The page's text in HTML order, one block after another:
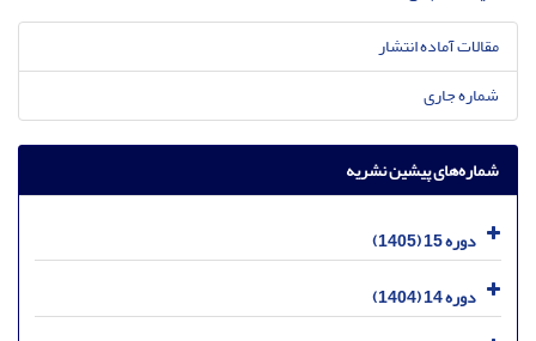
مقالات آماده انتشار
شماره جاری
شماره‌های پیشین نشریه
دوره 15 (1405)
دوره 14 (1404)